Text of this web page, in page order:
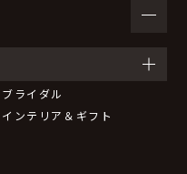
ブライダル
インテリア＆ギフト